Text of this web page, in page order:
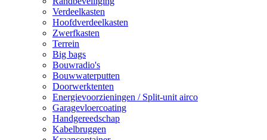
Verdeelkasten
Hoofdverdeelkasten
Zwerfkasten
Terrein
Big bags
Bouwradio's
Bouwwaterputten
Doorwerktenten
Energievoorzieningen / Split-unit airco
Garagevloercoating
Handgereedschap
Kabelbruggen